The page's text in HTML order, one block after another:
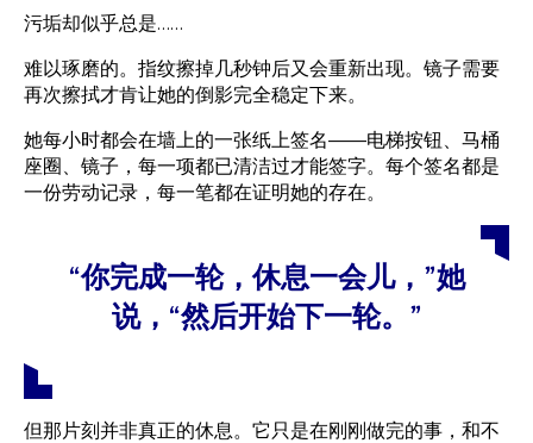
污垢却似乎总是……
难以琢磨的。指纹擦掉几秒钟后又会重新出现。镜子需要
再次擦拭才肯让她的倒影完全稳定下来。
她每小时都会在墙上的一张纸上签名——电梯按钮、马桶
座圈、镜子，每一项都已清洁过才能签字。每个签名都是
一份劳动记录，每一笔都在证明她的存在。
“你完成一轮，休息一会儿，”她
说，“然后开始下一轮。”
但那片刻并非真正的休息。它只是在刚刚做完的事，和不